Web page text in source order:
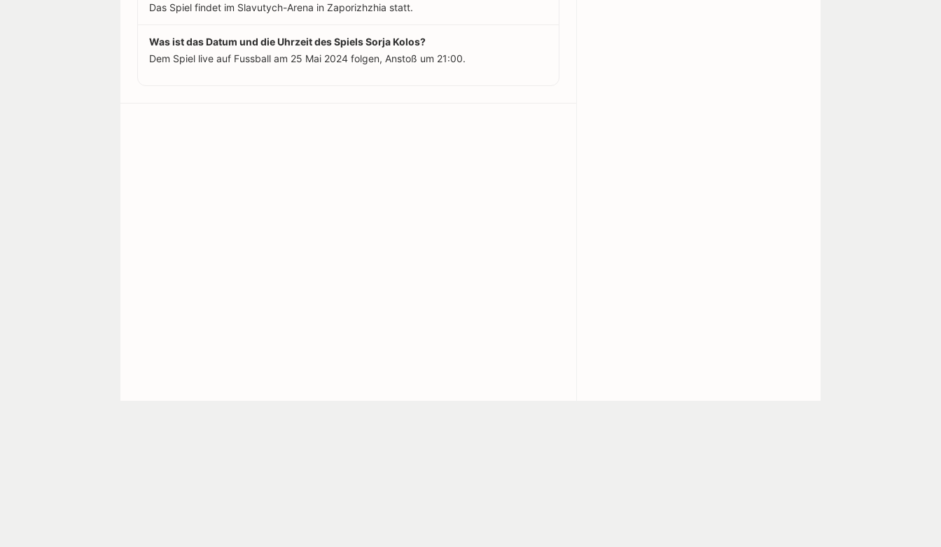
Das Spiel findet im Slavutych-Arena in Zaporizhzhia statt.
Was ist das Datum und die Uhrzeit des Spiels Sorja Kolos?
Dem Spiel live auf Fussball am 25 Mai 2024 folgen, Anstoß um 21:00.